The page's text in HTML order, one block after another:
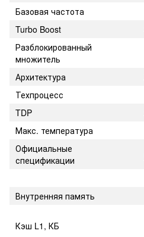
Базовая частота
Turbo Boost
Разблокированный
множитель
Архитектура
Техпроцесс
TDP
Макс. температура
Официальные
спецификации
Внутренняя память
Кэш L1, КБ